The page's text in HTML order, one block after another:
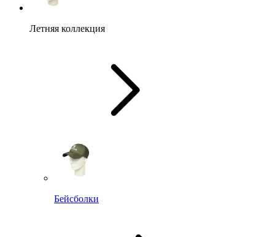
Летняя коллекция
Бейсболки